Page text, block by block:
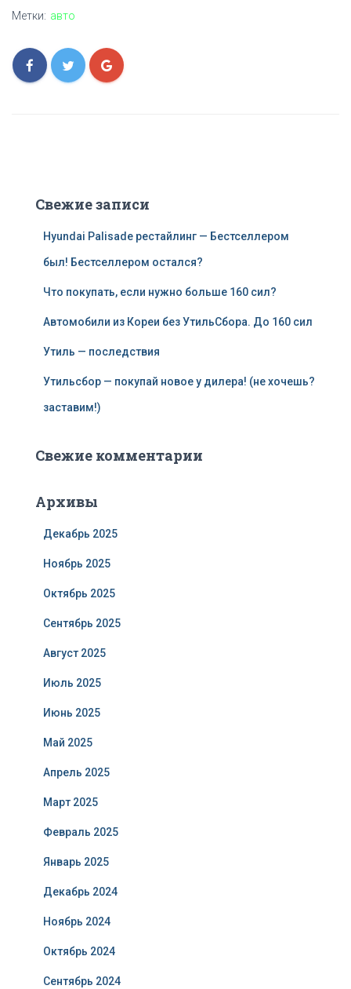
Метки: авто
Свежие записи
Hyundai Palisade рестайлинг — Бестселлером
был! Бестселлером остался?
Что покупать, если нужно больше 160 сил?
Автомобили из Кореи без УтильСбора. До 160 сил
Утиль — последствия
Утильсбор — покупай новое у дилера! (не хочешь?
заставим!)
Свежие комментарии
Архивы
Декабрь 2025
Ноябрь 2025
Октябрь 2025
Сентябрь 2025
Август 2025
Июль 2025
Июнь 2025
Май 2025
Апрель 2025
Март 2025
Февраль 2025
Январь 2025
Декабрь 2024
Ноябрь 2024
Октябрь 2024
Сентябрь 2024